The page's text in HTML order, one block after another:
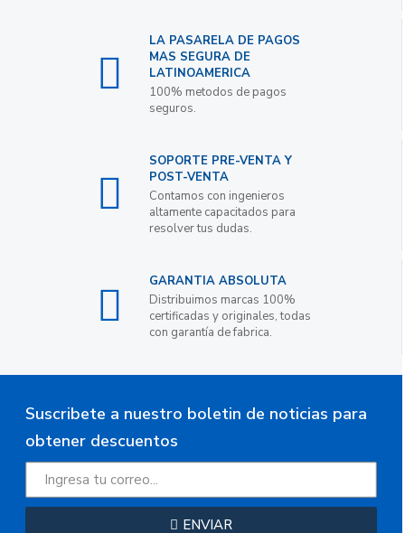
LA PASARELA DE PAGOS
MAS SEGURA DE
LATINOAMERICA
100% metodos de pagos
seguros.
SOPORTE PRE-VENTA Y
POST-VENTA
Contamos con ingenieros
altamente capacitados para
resolver tus dudas.
GARANTIA ABSOLUTA
Distribuimos marcas 100%
certificadas y originales, todas
con garantía de fabrica.
Suscribete a nuestro boletin de noticias para
obtener descuentos
ENVIAR